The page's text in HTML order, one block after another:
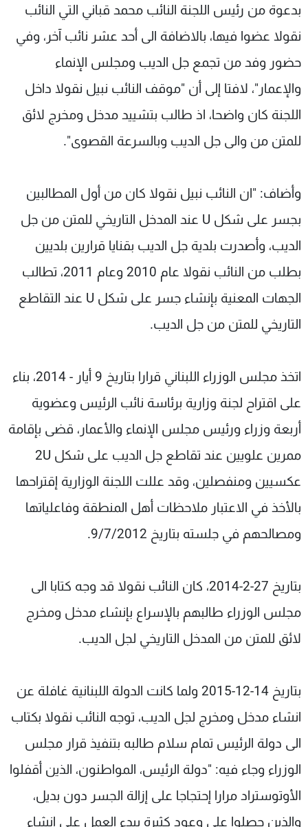
بدعوة من رئيس اللجنة النائب محمد قباني التي النائب
نقولا عضوا فيها، بالاضافة الى أحد عشر نائب آخر، وفي
حضور وفد من تجمع جل الديب ومجلس الإنماء
والإعمار"، لافتا إلى أن "موقف النائب نبيل نقولا داخل
اللجنة كان واضحا، اذ طالب بتشييد مدخل ومخرج لائق
للمتن من والى جل الديب وبالسرعة القصوى".
وأضاف: "ان النائب نبيل نقولا كان من أول المطالبين
بجسر على شكل U عند المدخل التاريخي للمتن من جل
الديب، وأصدرت بلدية جل الديب بقنايا قرارين بلديين
بطلب من النائب نقولا عام 2010 وعام 2011، تطالب
الجهات المعنية بإنشاء جسر على شكل U عند التقاطع
التاريخي للمتن من جل الديب.
اتخذ مجلس الوزراء اللبناني قرارا بتاريخ 9 أيار - 2014، بناء
على اقتراح لجنة وزارية برئاسة نائب الرئيس وعضوية
أربعة وزراء ورئيس مجلس الإنماء والأعمار، قضى بإقامة
ممرين علويين عند تقاطع جل الديب على شكل 2U
عكسيين ومنفصلين، وقد عللت اللجنة الوزارية إقتراحها
بالأخذ في الاعتبار ملاحظات أهل المنطقة وفاعلياتها
ومصالحهم في جلسته بتاريخ 9/7/2012.
بتاريخ 27-2-2014، كان النائب نقولا قد وجه كتابا الى
مجلس الوزراء طالبهم بالإسراع بإنشاء مدخل ومخرج
لائق للمتن من المدخل التاريخي لجل الديب.
بتاريخ 14-12-2015 ولما كانت الدولة اللبنانية غافلة عن
انشاء مدخل ومخرج لجل الديب، توجه النائب نقولا بكتاب
الى دولة الرئيس تمام سلام طالبه بتنفيذ قرار مجلس
الوزراء وجاء فيه: "دولة الرئيس، المواطنون، الذين أقفلوا
الأوتوستراد مرارا إحتجاجا على إزالة الجسر دون بديل،
والذين حصلوا على وعود كثيرة ببدء العمل على إنشاء
لاعلاناتكم
شروط الإسـتخدام